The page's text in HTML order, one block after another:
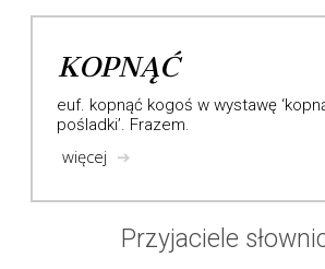
KOPNĄĆ
euf. kopnąć kogoś w wystawę
pośladki’. Frazem.
więcej ➔
Przyjaciele